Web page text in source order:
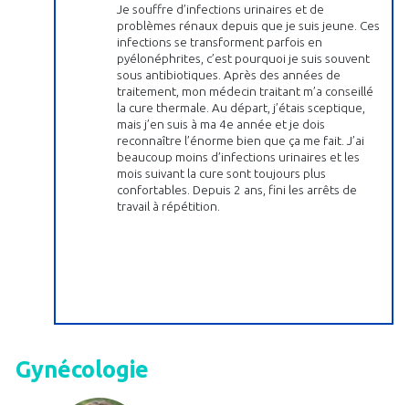
Je souffre d’infections urinaires et de
problèmes rénaux depuis que je suis jeune. Ces
infections se transforment parfois en
pyélonéphrites, c’est pourquoi je suis souvent
sous antibiotiques. Après des années de
traitement, mon médecin traitant m’a conseillé
la cure thermale. Au départ, j’étais sceptique,
mais j’en suis à ma 4e année et je dois
reconnaître l’énorme bien que ça me fait. J’ai
beaucoup moins d’infections urinaires et les
mois suivant la cure sont toujours plus
confortables. Depuis 2 ans, fini les arrêts de
travail à répétition.
Gynécologie